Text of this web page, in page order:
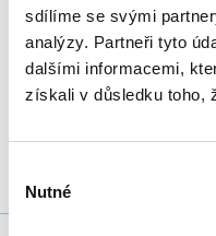
sdílíme se svými
analýzy. Partneři tyto
dalšími informacemi,
získali v důsledku toho,
souhlasu
Nutné